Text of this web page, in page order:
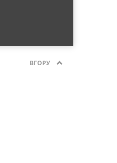
ВГОРУ